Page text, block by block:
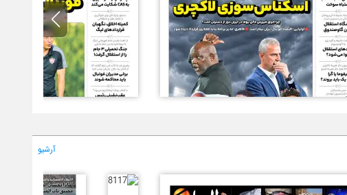
آرشیو